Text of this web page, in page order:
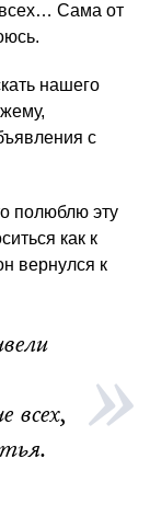
Сама от
нашего
с
полюблю эту
как к
вернулся к
всех,